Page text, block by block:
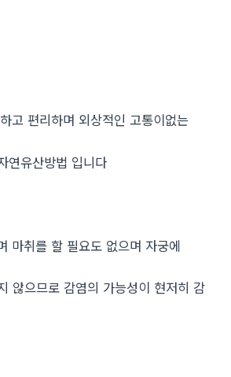
고 편리하며 외상적인 고통이없는
연유산방법 입니다
마취를 할 필요도 없으며 자궁에
않으므로 감염의 가능성이 현저히 감